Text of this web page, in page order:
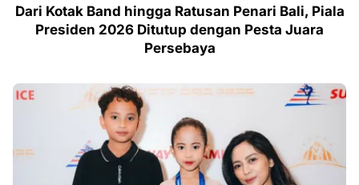
Dari Kotak Band hingga Ratusan Penari Bali, Piala
Presiden 2026 Ditutup dengan Pesta Juara
Persebaya